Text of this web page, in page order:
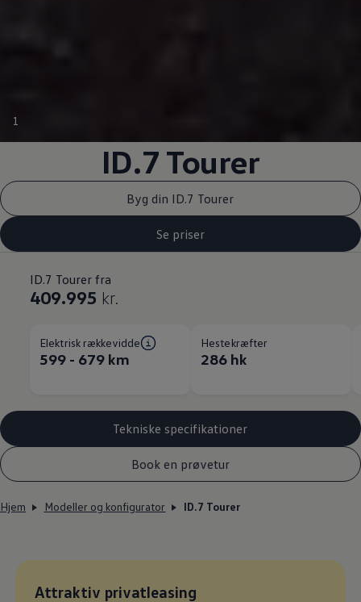
1
ID.7 Tourer
Byg din ID.7 Tourer
Se priser
ID.7 Tourer fra
409.995 kr.
Elektrisk rækkevidde
599 - 679 km
Hestekræfter
286 hk
Tekniske specifikationer
Book en prøvetur
Hjem Modeller og konfigurator ID.7 Tourer
Leasingpris:
Attraktiv privatleasing